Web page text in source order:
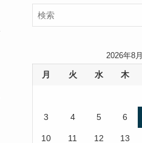
2026年8月
月 火 水 木
3 4 5 6
10 11 12 13